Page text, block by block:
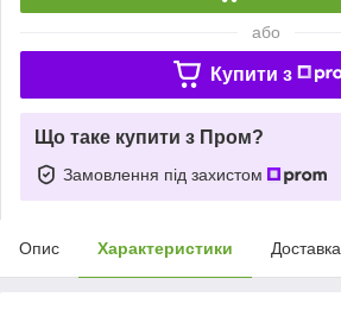
або
Купити з
Що таке купити з Пром?
Замовлення під захистом
Опис Характеристики Доставка